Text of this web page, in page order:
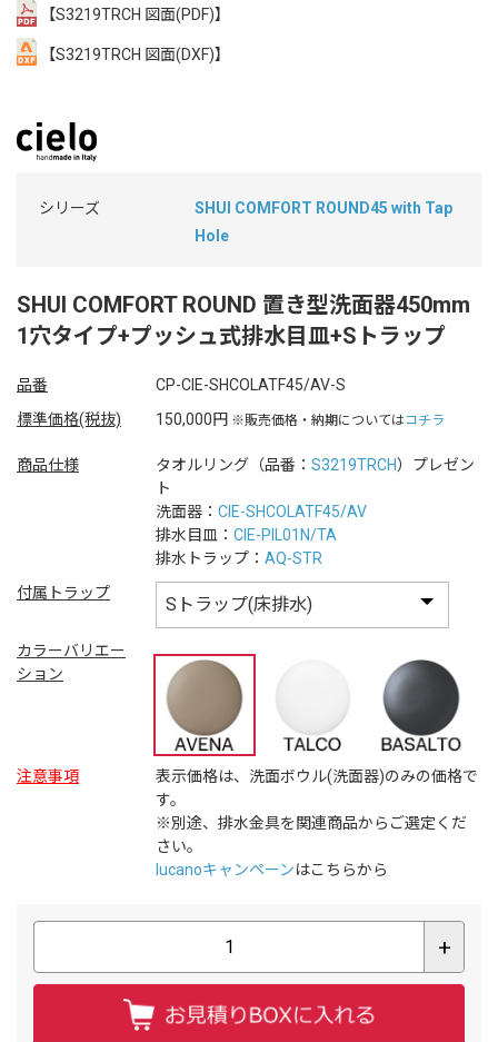
SHUI COMFORT ROUND 置き型洗面器450mm
1穴タイプ+プッシュ式排水目皿+Sトラップ
シリーズ
SHUI COMFORT ROUND45 with Tap
Hole
品番
CP-CIE-SHCOLATF45/AV-S
標準価格(税抜)
150,000円 ※販売価格・納期についてはコチラ
商品仕様 タオルリング（品番： S3219TRCH）プレゼン
ト
洗面器： CIE-SHCOLATF45/AV
排水目皿： CIE-PIL01N/TA
排水トラップ： AQ-STR
付属トラップ
カラーバリエー
ション
注意事項
表示価格は、洗面ボウル(洗面器)のみの価格で
す。
※別途、排水金具を関連商品からご選定くだ
さい。
lucanoキャンペーンはこちらから
+
【S3219TRCH 図面(PDF)】
【S3219TRCH 図面(DXF)】